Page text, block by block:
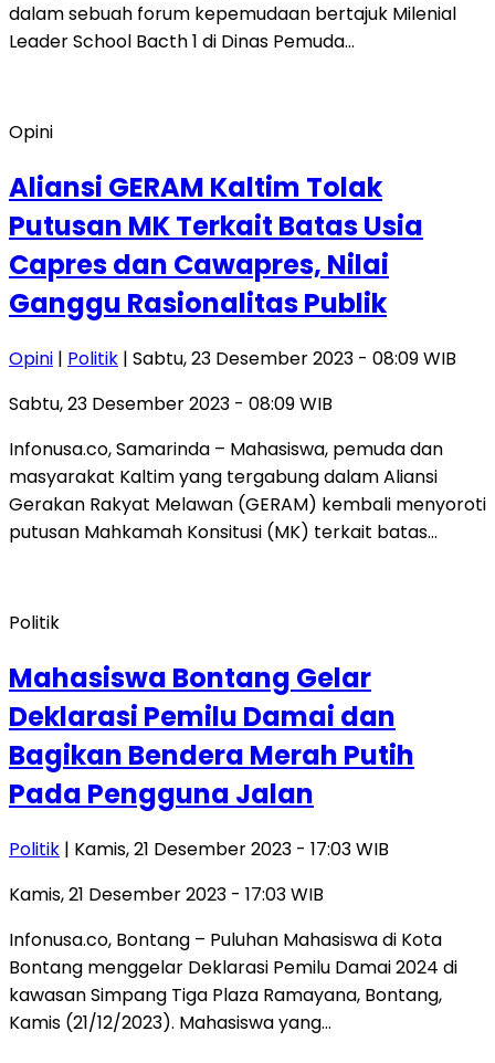
dalam sebuah forum kepemudaan bertajuk Milenial
Leader School Bacth 1 di Dinas Pemuda…
Opini
Aliansi GERAM Kaltim Tolak
Putusan MK Terkait Batas Usia
Capres dan Cawapres, Nilai
Ganggu Rasionalitas Publik
Opini | Politik | Sabtu, 23 Desember 2023 - 08:09 WIB
Sabtu, 23 Desember 2023 - 08:09 WIB
Infonusa.co, Samarinda – Mahasiswa, pemuda dan
masyarakat Kaltim yang tergabung dalam Aliansi
Gerakan Rakyat Melawan (GERAM) kembali menyoroti
putusan Mahkamah Konsitusi (MK) terkait batas…
Politik
Mahasiswa Bontang Gelar
Deklarasi Pemilu Damai dan
Bagikan Bendera Merah Putih
Pada Pengguna Jalan
Politik | Kamis, 21 Desember 2023 - 17:03 WIB
Kamis, 21 Desember 2023 - 17:03 WIB
Infonusa.co, Bontang – Puluhan Mahasiswa di Kota
Bontang menggelar Deklarasi Pemilu Damai 2024 di
kawasan Simpang Tiga Plaza Ramayana, Bontang,
Kamis (21/12/2023). Mahasiswa yang…